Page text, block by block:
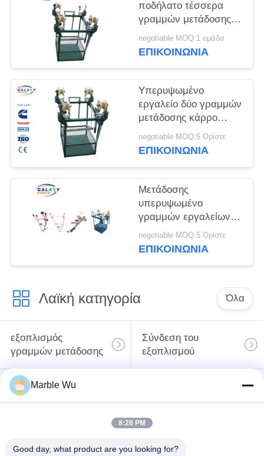
ποδήλατο τέσσερα
γραμμών μετάδοσης
κάρρο γραμμών
δεσμών αγωγών
negotiable MOQ:1 ομάδα
ΕΠΙΚΟΙΝΩΝΊΑ
Υπερυψωμένο
εργαλείο δύο γραμμών
μετάδοσης κάρρο
γραμμών δεσμών
αγωγών
negotiable MOQ:5 Ορίστε
ΕΠΙΚΟΙΝΩΝΊΑ
Μετάδοσης
υπερυψωμένο
γραμμών εργαλείων
δίδυμο ποδήλατο
γραμμών αγωγών
negotiable MOQ:5 Ορίστε
ΕΠΙΚΟΙΝΩΝΊΑ
Λαϊκή κατηγορία Όλα
εξοπλισμός
γραμμών μετάδοσης
Σύνδεση του
εξοπλισμού
ηλεκτροφόρο
καλώδιο που δένει
εργαλείο γραμμών
Marble Wu
8:28 PM
Good day, what product are you looking for?